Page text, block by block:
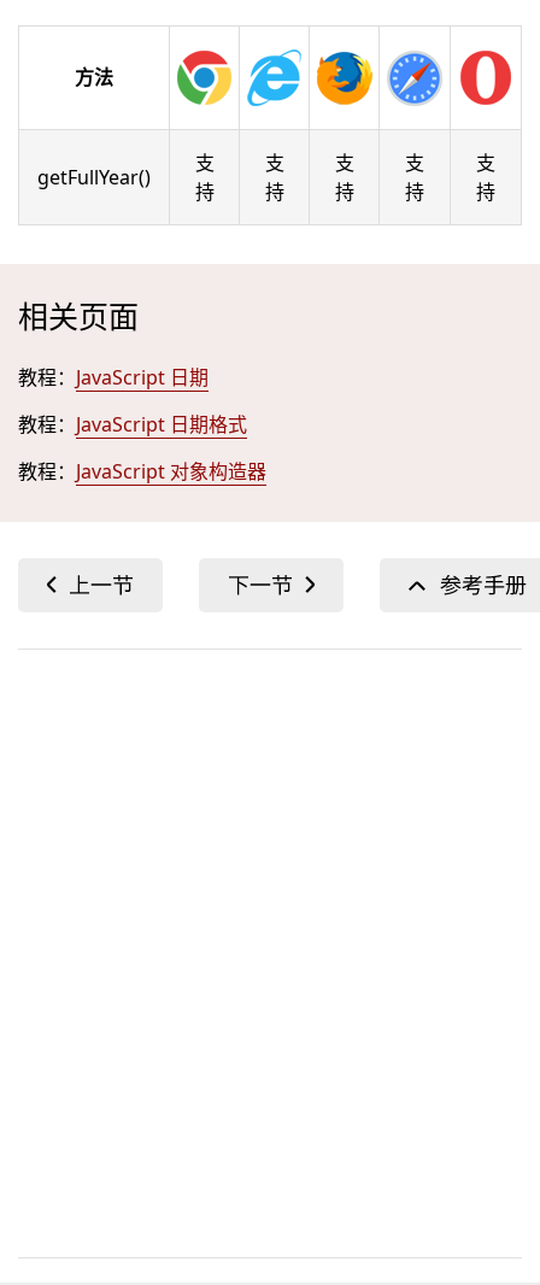
方法
getFullYear()
支
持
支
持
支
持
支
持
支
持
相关页面
教程： JavaScript 日期
教程： JavaScript 日期格式
教程： JavaScript 对象构造器